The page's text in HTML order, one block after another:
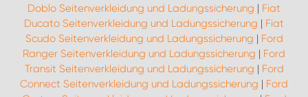
Doblo Seitenverkleidung und Ladungssicherung | Fiat
Ducato Seitenverkleidung und Ladungssicherung | Fiat
Scudo Seitenverkleidung und Ladungssicherung | Ford
Ranger Seitenverkleidung und Ladungssicherung | Ford
Transit Seitenverkleidung und Ladungssicherung | Ford
Connect Seitenverkleidung und Ladungssicherung | Ford